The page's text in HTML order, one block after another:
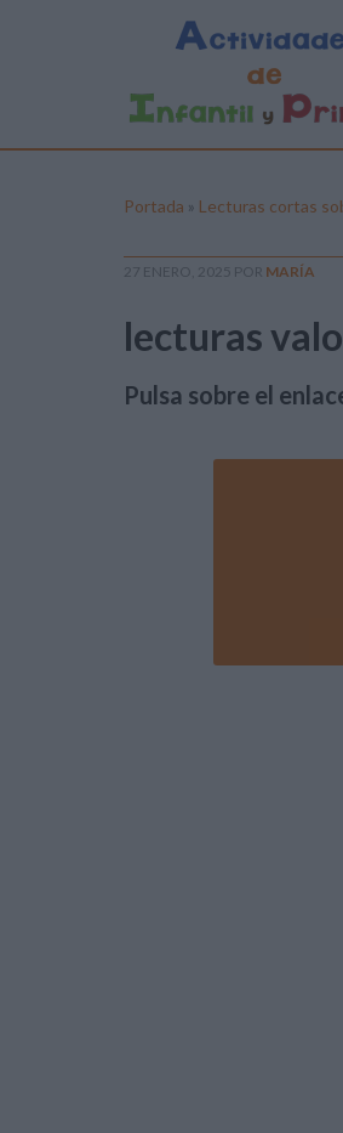
Portada » Lecturas cortas
27 ENERO, 2025 POR MARÍA
lecturas
Pulsa sobre el